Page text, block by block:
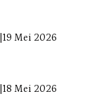
19 Mei 2026
18 Mei 2026